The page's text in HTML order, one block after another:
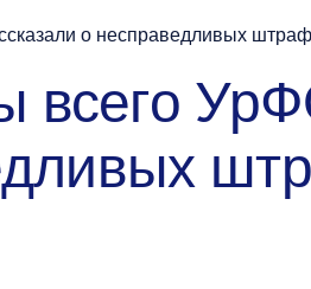
о несправедливых
всего